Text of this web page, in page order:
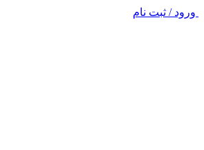
ورود / ثبت نام